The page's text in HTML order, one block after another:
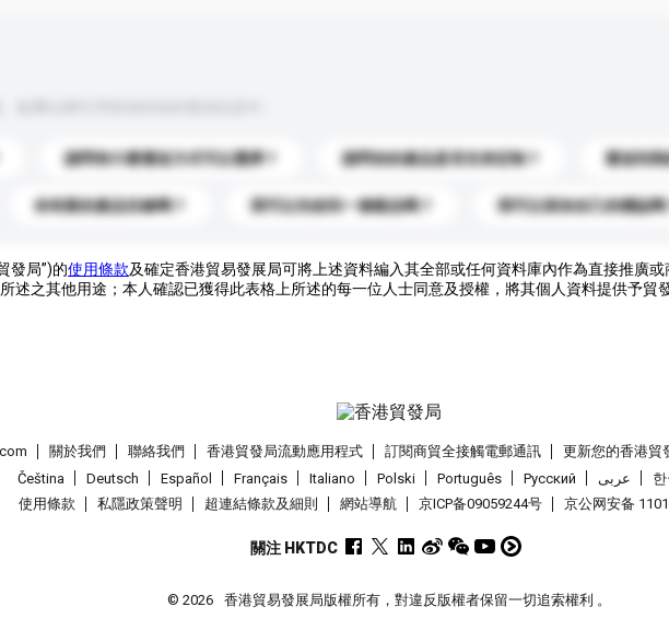
請問有什麼運送方式可以選擇？ 請問你的產品是否支持定制？ 運送到
你有新的產品目錄嗎？ 我可以先收到一個樣品嗎？ 我可以添加自己的標誌嗎
發局”)的使用條款及確定香港貿易發展局可將上述資料編入其全部或任何資料庫內作為直接推廣
述之其他用途；本人確認已獲得此表格上所述的每一位人士同意及授權，將其個人資料提供予貿
關於我們 聯絡我們 香港貿發局流動應用程式 訂閱商貿全接觸電郵通訊 更新您的香港貿
Čeština
Deutsch Español Français Italiano Polski Português Pусский عربى
使用條款
私隱政策聲明 超連結條款及細則 網站導航 京ICP备09059244号 京公网安备
關注 HKTDC
© 2026 香港貿易發展局版權所有，對違反版權者保留一切追索權利 。